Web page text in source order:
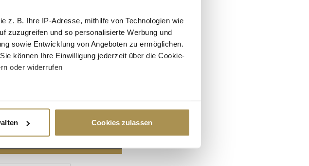
z. B. Ihre IP-Adresse, mithilfe von Technologien wie
zuzugreifen und so personalisierte Werbung und
sowie Entwicklung von Angeboten zu ermöglichen.
können Ihre Einwilligung jederzeit über die Cookie-
oder widerrufen
und legen Sie Ihre Präferenzen im
Funktionen für soziale Medien anbieten zu können
Cookies zulassen